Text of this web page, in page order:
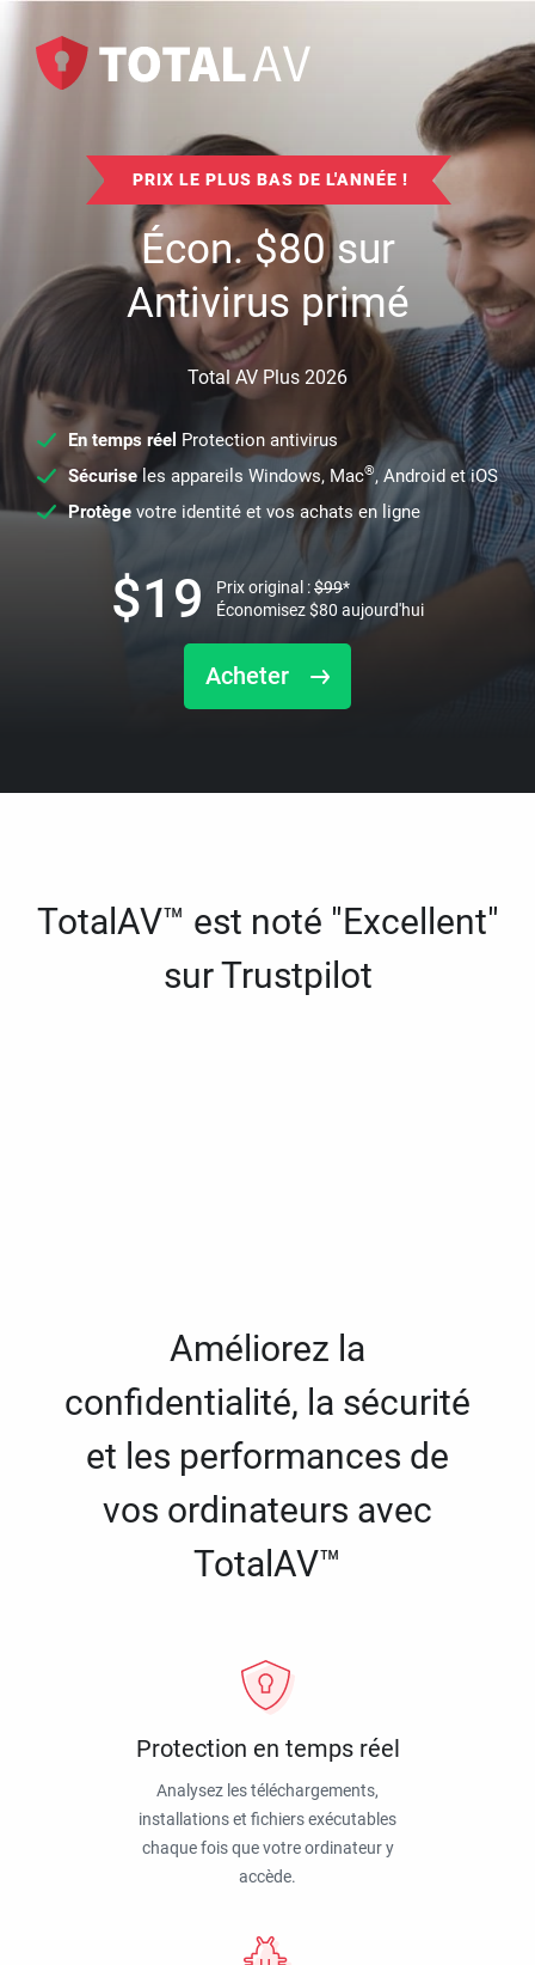
PRIX LE PLUS BAS DE L'ANNÉE !
Écon.$80sur
Antivirus primé
Total AV Plus 2026
En temps réel Protection antivirus
Sécuriseles appareils Windows, Mac®, Android et iOS
Protège votre identité et vos achats en ligne
Acheter
$19 Prix original :$99*
Économisez$80 aujourd'hui
TotalAV™ est noté "Excellent"
sur Trustpilot
Améliorez la
confidentialité, la sécurité
et les performances de
vos ordinateurs avec
TotalAV™
Protection en temps réel
Analysez les téléchargements,
installations et fichiers exécutables
chaque fois que votre ordinateur y
accède.